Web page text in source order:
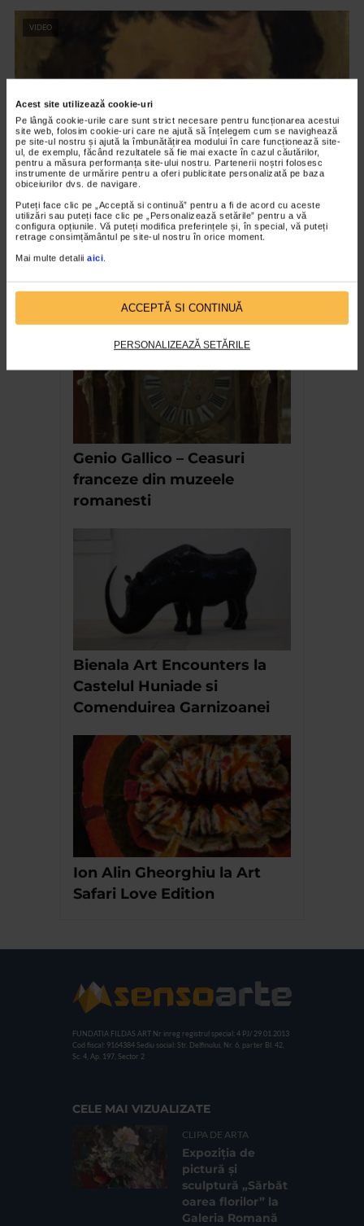
Acest site utilizează cookie-uri
Pe lângă cookie-urile care sunt strict necesare pentru funcționarea acestui
site web, folosim cookie-uri care ne ajută să înțelegem cum se navighează
pe site-ul nostru și ajută la îmbunătățirea modului în care funcționează site-
ul, de exemplu, făcând rezultatele să fie mai exacte în cazul căutărilor,
pentru a măsura performanța site-ului nostru. Partenerii noștri folosesc
instrumente de urmărire pentru a oferi publicitate personalizată pe baza
obiceiurilor dvs. de navigare.
Puteți face clic pe „Acceptă si continuă” pentru a fi de acord cu aceste
utilizări sau puteți face clic pe „Personalizează setările” pentru a vă
configura opțiunile. Vă puteți modifica preferințele și, în special, vă puteți
retrage consimțământul pe site-ul nostru în orice moment.
Mai multe detalii aici.
ACCEPTĂ SI CONTINUĂ
PERSONALIZEAZĂ SETĂRILE
VIDEO
CLIPA DE ARTA
Nicolae Tonitza – Pictor al copiilor
154 vizualizari
RECOMANDĂRI
Genio Gallico – Ceasuri
franceze din muzeele
romanesti
Bienala Art Encounters la
Castelul Huniade si
Comenduirea Garnizoanei
Ion Alin Gheorghiu la Art
Safari Love Edition
FUNDATIA FILDAS ART Nr inreg registrul special: 4 PJ/ 29.01.2013
Cod fiscal: 9164384 Sediu social: Str. Delfinului, Nr. 6, parter Bl. 42,
Sc. 4, Ap. 197, Sector 2
CELE MAI VIZUALIZATE
CLIPA DE ARTA
Expoziția de
pictură și
sculptură „Sărbăt
oarea florilor” la
Galeria Romană